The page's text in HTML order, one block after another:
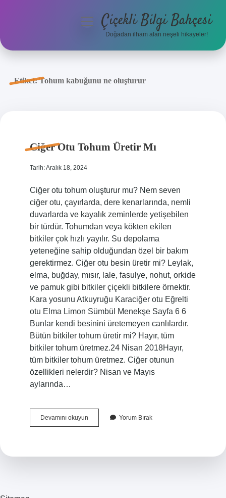
Anasayfa
menüyüÇiçekli Bilgi Bahçesi
Doğadan ilham alan neşeli hikayeler!
Etiket:Tohum kabuğunu ne oluşturur
Ciğer Otu Tohum Üretir Mı
Tarih: Aralık 18, 2024
Ciğer otu tohum oluşturur mu? Nem seven
ciğer otu, çayırlarda, dere kenarlarında, nemli
duvarlarda ve kayalık zeminlerde yetişebilen
bir türdür. Tohumdan veya kökten ekilen
bitkiler çok hızlı yayılır. Su depolama
yeteneğine sahip olduğundan özel bir bakım
gerektirmez. Ciğer otu besin üretir mi? Leylak,
elma, buğday, mısır, lale, fasulye, nohut, orkide
ve pamuk gibi bitkiler çiçekli bitkilere örnektir.
Kara yosunu Atkuyruğu Karaciğer otu Eğrelti
otu Elma Limon Sümbül Menekşe Sayfa 6 6
Bunlar kendi besinini üretemeyen canlılardır.
Bütün bitkiler tohum üretir mi? Hayır, tüm
bitkiler tohum üretmez.24 Nisan 2018Hayır,
tüm bitkiler tohum üretmez. Ciğer otunun
özellikleri nelerdir? Nisan ve Mayıs
aylarında…
Devamını okuyunCiğer
Otu
Yorum Bırak